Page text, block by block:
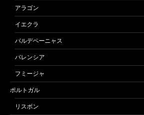
アラゴン
イエクラ
バルデペーニャス
バレンシア
フミージャ
ポルトガル
リスボン